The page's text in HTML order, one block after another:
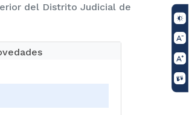
del Distrito Judicial de